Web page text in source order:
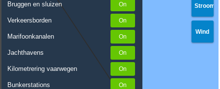
Bruggen en sluizen
Verkeersborden
Marifoonkanalen
Jachthavens
Kilometrering vaarwegen
Bunkerstations
Stroom
Wind